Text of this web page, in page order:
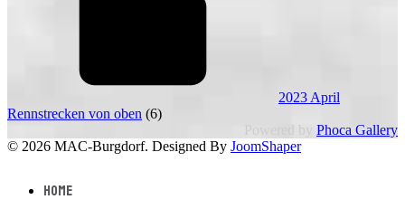
2023 April
Rennstrecken von oben (6)
Phoca Gallery
© 2026 MAC-Burgdorf. Designed By JoomShaper
Home